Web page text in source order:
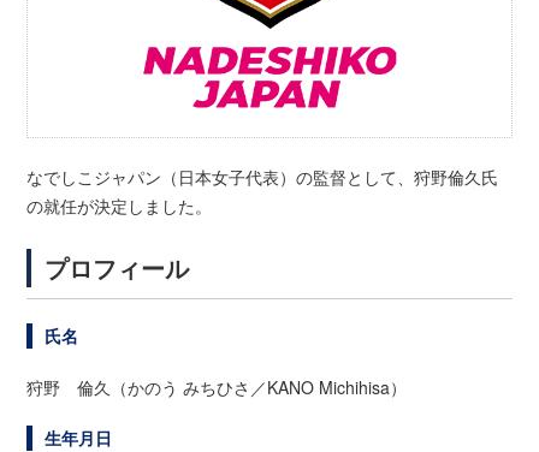
なでしこジャパン（日本女子代表）の監督として、狩野倫久氏
の就任が決定しました。
プロフィール
氏名
狩野 倫久（かのう みちひさ／KANO Michihisa）
生年月日